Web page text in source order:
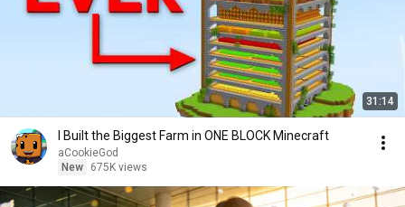
31:14
I Built the Biggest Farm in ONE BLOCK Minecraft
aCookieGod
New
675K views